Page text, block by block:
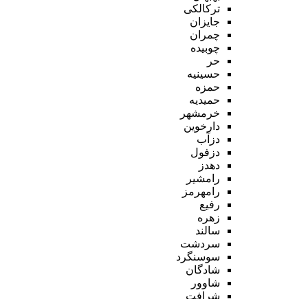
ترکالکی
جایزان
چمران
چوبیده
حر
حسینیه
حمزه
حمیدیه
خرمشهر
دارخوین
دزآب
دزفول
دهدز
رامشیر
رامهرمز
رفیع
زهره
سالند
سردشت
سوسنگرد
شادگان
شاوور
شرافت